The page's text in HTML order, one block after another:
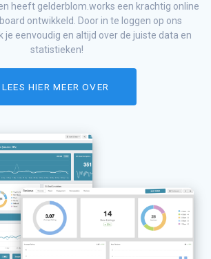
heeft gelderblom.works een krachtig online
ontwikkeld. Door in te loggen op ons
je eenvoudig en altijd over de juiste data en
statistieken!
LEES HIER MEER OVER